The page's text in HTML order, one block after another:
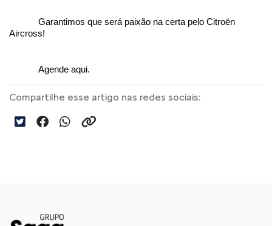
Garantimos que será paixão na certa pelo Citroën
Aircross!
Agende aqui.
Compartilhe esse artigo nas redes sociais: